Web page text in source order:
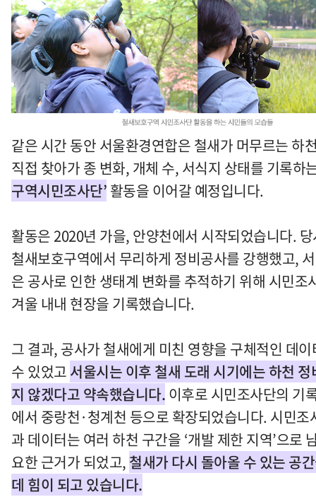
같은 시간 동안 서울환경연합은 철새가 머무르는 하
직접 찾아가 종 변화, 개체 수, 서식지 상태를 기록하
구역시민조사단’활동을 이어갈 예정입니다.
활동은 2020년 가을, 안양천에서 시작되었습니다.
철새보호구역에서 무리하게 정비공사를 강행했고,
은 공사로 인한 생태계 변화를 추적하기 위해 시민조
겨울 내내 현장을 기록했습니다.
그 결과, 공사가 철새에게 미친 영향을 구체적인 데
수 있었고서울시는 이후 철새 도래 시기에는 하천
지 않겠다고 약속했습니다.이후로 시민조사단의 기
에서 중랑천·청계천 등으로 확장되었습니다. 시민조
과 데이터는 여러 하천 구간을 ‘개발 제한 지역’으로
요한 근거가 되었고,철새가 다시 돌아올 수 있는 공
데 힘이 되고 있습니다.